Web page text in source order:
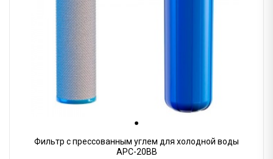
Фильтр с прессованным углем для холодной воды
АРC-20BB